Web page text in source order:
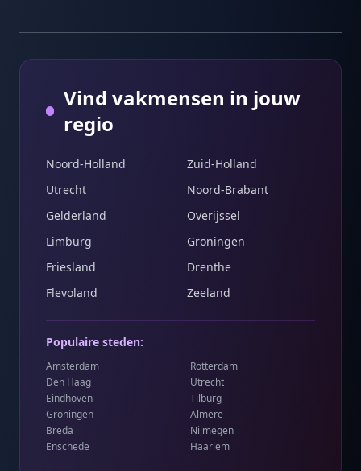
Vind vakmensen in jouw
regio
Noord-Holland
Zuid-Holland
Utrecht
Noord-Brabant
Gelderland
Overijssel
Limburg
Groningen
Friesland
Drenthe
Flevoland
Zeeland
Populaire steden:
Amsterdam
Rotterdam
Den Haag
Utrecht
Eindhoven
Tilburg
Groningen
Almere
Breda
Nijmegen
Enschede
Haarlem